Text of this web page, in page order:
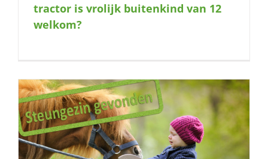
tractor is vrolijk buitenkind van 12
welkom?